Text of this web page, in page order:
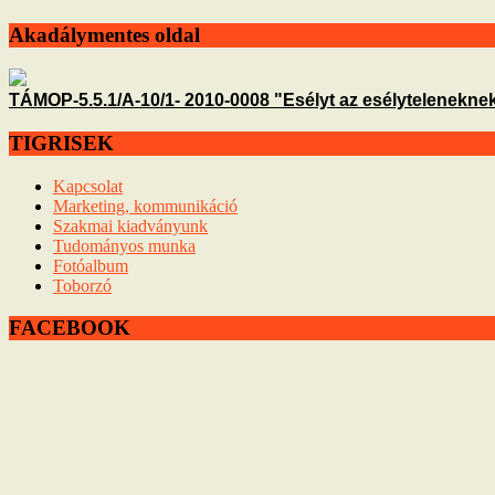
Akadálymentes oldal
TÁMOP-5.5.1/A-10/1- 2010-0008 "Esélyt az
TIGRISEK
Kapcsolat
Marketing, kommunikáció
Szakmai kiadványunk
Tudományos munka
Fotóalbum
Toborzó
FACEBOOK